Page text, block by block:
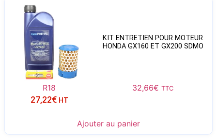
KIT ENTRETIEN POUR MOTEUR
HONDA GX160 ET GX200 SDMO
R18 32,66€ TTC
27,22€ HT
Ajouter au panier